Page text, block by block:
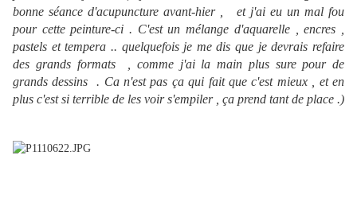
bonne séance d'acupuncture avant-hier , et j'ai eu un mal fou
pour cette peinture-ci . C'est un mélange d'aquarelle , encres ,
pastels et tempera .. quelquefois je me dis que je devrais refaire
des grands formats , comme j'ai la main plus sure pour de
grands dessins . Ca n'est pas ça qui fait que c'est mieux , et en
plus c'est si terrible de les voir s'empiler , ça prend tant de place .)